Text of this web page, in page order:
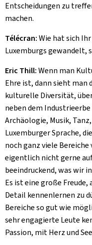
Entscheidungen zu
machen.
Télécran:Wie hat sich
Luxemburgs gewandelt,
Eric Thill:Wenn man
Ehre ist, dann sieht man
kulturelle Diversität,
neben dem
Archäologie, Musik,
Luxemburger Sprache,
noch ganz viele Bereiche
eigentlich nicht gerne
beeindruckend, was wir
Es ist eine große
Detail kennenlernen zu
Bereiche so gut wie
sehr engagierte Leute
Passion, mit Herz und